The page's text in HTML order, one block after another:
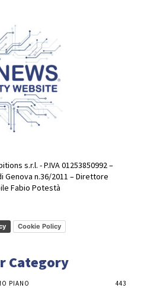
s.r.l. - P.IVA 01253850992 –
n.36/2011 – Direttore
Fabio Potestà
Cookie Policy
Category
PIANO
443